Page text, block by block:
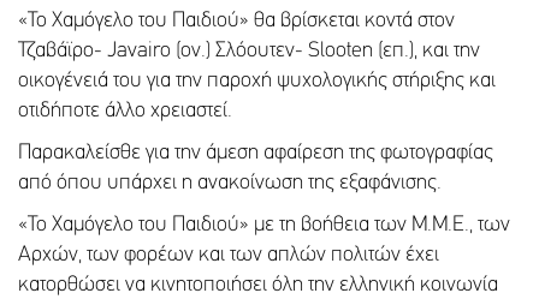
«Το Χαμόγελο του Παιδιού» θα βρίσκεται κοντά στον
Τζαβάϊρο- Javairo (ον.) Σλόουτεν- Slooten (επ.), και την
οικογένειά του για την παροχή ψυχολογικής στήριξης και
οτιδήποτε άλλο χρειαστεί.
Παρακαλείσθε για την άμεση αφαίρεση της φωτογραφίας
από όπου υπάρχει η ανακοίνωση της εξαφάνισης.
«Το Χαμόγελο του Παιδιού» με τη βοήθεια των Μ.Μ.Ε., των
Αρχών, των φορέων και των απλών πολιτών έχει
κατορθώσει να κινητοποιήσει όλη την ελληνική κοινωνία